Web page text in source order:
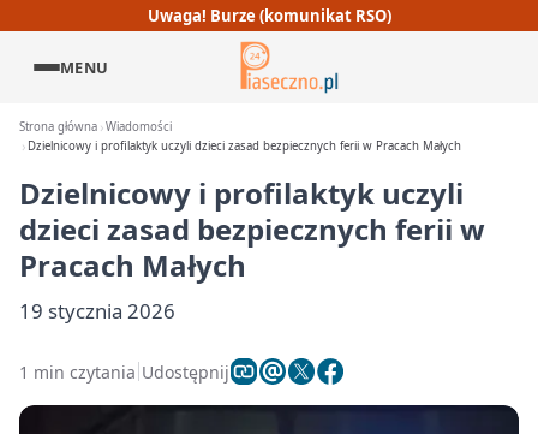
Uwaga! Burze (komunikat RSO)
MENU
Strona główna Wiadomości
Dzielnicowy i profilaktyk uczyli dzieci zasad bezpiecznych ferii w Pracach Małych
Dzielnicowy i profilaktyk uczyli
dzieci zasad bezpiecznych ferii w
Pracach Małych
19 stycznia 2026
1 min czytania Udostępnij